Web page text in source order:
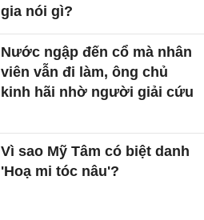
gia nói gì?
Nước ngập đến cổ mà nhân
viên vẫn đi làm, ông chủ
kinh hãi nhờ người giải cứu
Vì sao Mỹ Tâm có biệt danh
'Hoạ mi tóc nâu'?